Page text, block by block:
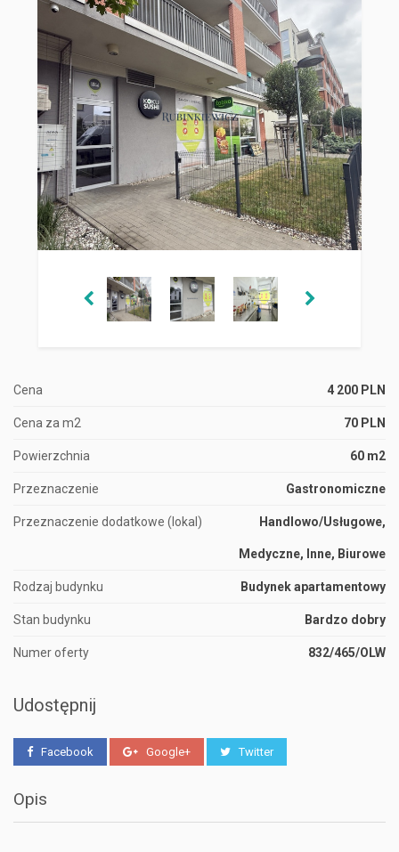
Cena 4 200 PLN
Cena za m2 70 PLN
Powierzchnia 60 m2
Przeznaczenie Gastronomiczne
Przeznaczenie dodatkowe (lokal) Handlowo/Usługowe,
Medyczne, Inne, Biurowe
Rodzaj budynku Budynek apartamentowy
Stan budynku Bardzo dobry
Numer oferty 832/465/OLW
Udostępnij
Facebook Google+ Twitter
Opis